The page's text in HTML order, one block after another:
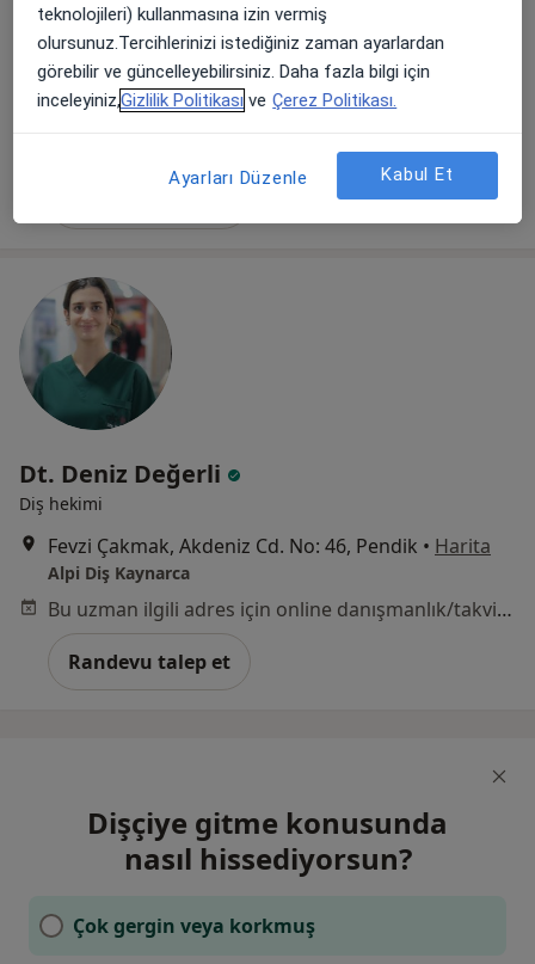
Diş hekimi
43 görüş
Batı Mah. Erol Kaya Cad No: 65/1 D:2, İstanbul
Diş Hekimi Ece Torun Türkkan
Bu uzman ilgili adres için online danışmanlık/takvim sunmuyor.
Dt. Deniz Değerli
Diş hekimi
Fevzi Çakmak, Akdeniz Cd. No: 46, Pendik • Harita
Alpi Diş Kaynarca
Bu uzman ilgili adres için online danışmanlık/takvim sunmuyor.
Randevu talep et
Dişçiye gitme konusunda
nasıl hissediyorsun?
Çok gergin veya korkmuş
teknolojileri) kullanmasına izin vermiş
olursunuz.Tercihlerinizi istediğiniz zaman ayarlardan
görebilir ve güncelleyebilirsiniz. Daha fazla bilgi için
inceleyiniz,Gizlilik Politikası ve Çerez Politikası.
Ayarları Düzenle Kabul Et